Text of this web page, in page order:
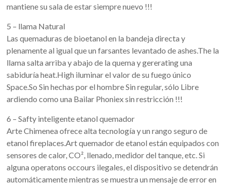
mantiene su sala de estar siempre nuevo !!!
5 – llama Natural
Las quemaduras de bioetanol en la bandeja directa y
plenamente al igual que un farsantes levantado de ashes.The la
llama salta arriba y abajo de la quema y gererating una
sabiduría heat.High iluminar el valor de su fuego único
Space.So Sin hechas por el hombre Sin regular, sólo Libre
ardiendo como una Bailar Phoniex sin restricción !!!
6 – Safty inteligente etanol quemador
Arte Chimenea ofrece alta tecnología y un rango seguro de
etanol fireplaces.Art quemador de etanol están equipados con
sensores de calor, CO², llenado, medidor del tanque, etc. Si
alguna operatons occours ilegales, el dispositivo se detendrán
automáticamente mientras se muestra un mensaje de error en